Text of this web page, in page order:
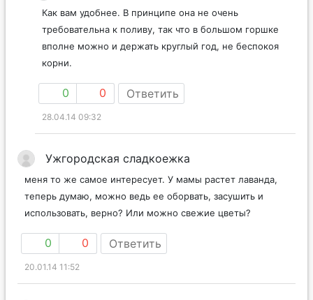
Как вам удобнее. В принципе она не очень
требовательна к поливу, так что в большом горшке
вполне можно и держать круглый год, не беспокоя
корни.
0 0 Ответить
28.04.14 09:32
Ужгородская сладкоежка
меня то же самое интересует. У мамы растет лаванда,
теперь думаю, можно ведь ее оборвать, засушить и
использовать, верно? Или можно свежие цветы?
0 0 Ответить
20.01.14 11:52